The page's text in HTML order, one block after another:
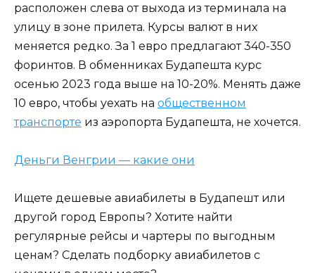
расположен слева от выхода из терминала на
улицу в зоне прилета. Курсы валют в них
меняется редко. За 1 евро предлагают 340-350
форинтов. В обменниках Будапешта курс
осенью 2023 года выше на 10-20%. Менять даже
10 евро, чтобы уехать на общественном
транспорте из аэропорта Будапешта, не хочется.
Деньги Венгрии — какие они
Ищете дешевые авиабилеты в Будапешт или
другой город Европы? Хотите найти
регулярные рейсы и чартеры по выгодным
ценам? Сделать подборку авиабилетов с